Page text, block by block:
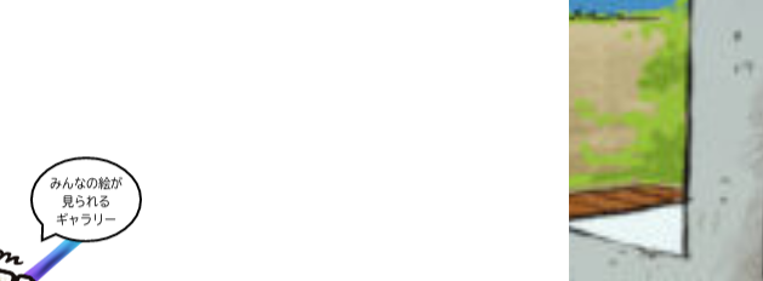
みんなの絵が
見られる
ギャラリー